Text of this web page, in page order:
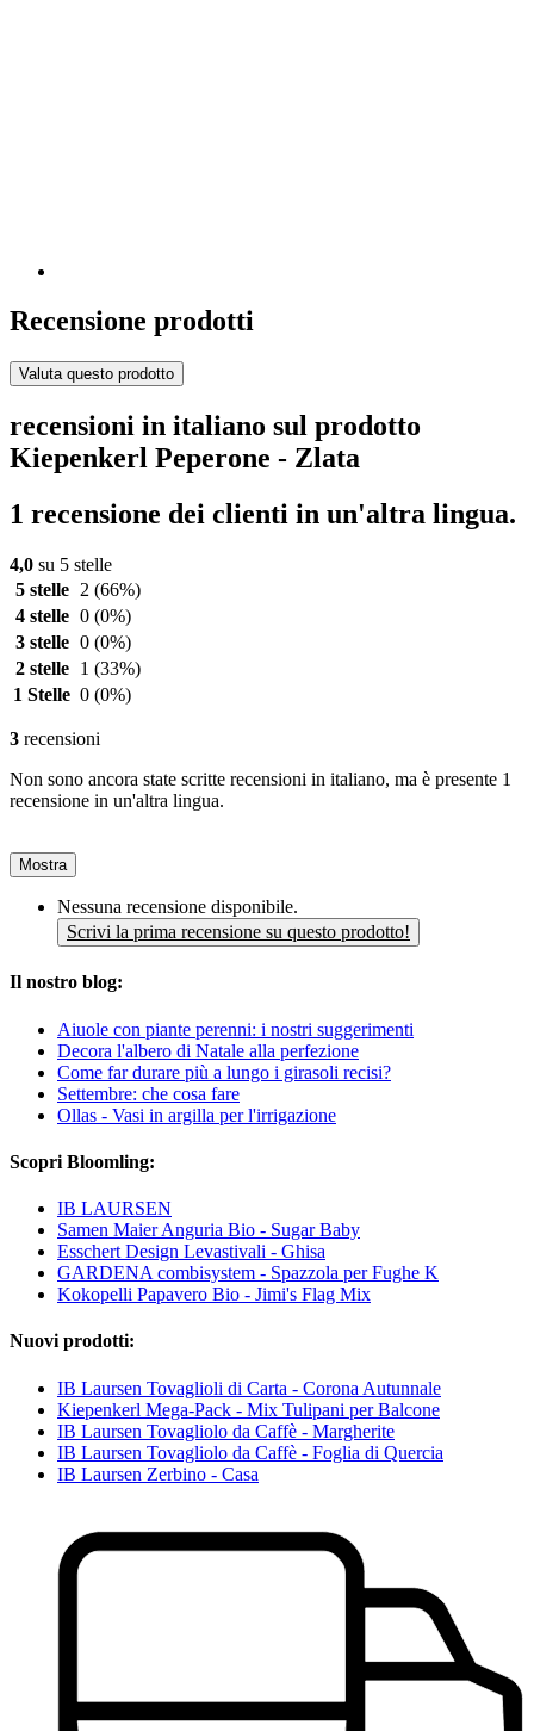
Recensione prodotti
Valuta questo prodotto
recensioni in italiano sul prodotto
Kiepenkerl Peperone - Zlata
1 recensione dei clienti in un'altra lingua.
4,0 su 5 stelle
5 stelle
2 (66%)
4 stelle 0 (0%)
3 stelle 0 (0%)
2 stelle
1 (33%)
1 Stelle 0 (0%)
3 recensioni
Non sono ancora state scritte recensioni in italiano, ma è presente 1
recensione in un'altra lingua.
Mostra
Nessuna recensione disponibile.
Scrivi la prima recensione su questo prodotto!
Il nostro blog:
Aiuole con piante perenni: i nostri suggerimenti
Decora l'albero di Natale alla perfezione
Come far durare più a lungo i girasoli recisi?
Settembre: che cosa fare
Ollas - Vasi in argilla per l'irrigazione
Scopri Bloomling:
IB LAURSEN
Samen Maier Anguria Bio - Sugar Baby
Esschert Design Levastivali - Ghisa
GARDENA combisystem - Spazzola per Fughe K
Kokopelli Papavero Bio - Jimi's Flag Mix
Nuovi prodotti:
IB Laursen Tovaglioli di Carta - Corona Autunnale
Kiepenkerl Mega-Pack - Mix Tulipani per Balcone
IB Laursen Tovagliolo da Caffè - Margherite
IB Laursen Tovagliolo da Caffè - Foglia di Quercia
IB Laursen Zerbino - Casa